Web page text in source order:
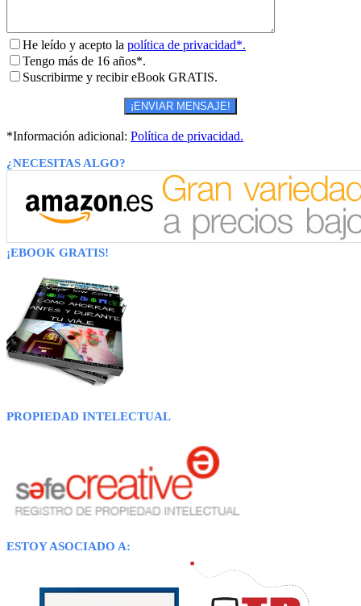
He leído y acepto la política de privacidad*.
Tengo más de 16 años*.
Suscribirme y recibir eBook GRATIS.
*Información adicional: Política de privacidad.
¿NECESITAS ALGO?
¡EBOOK GRATIS!
PROPIEDAD INTELECTUAL
ESTOY ASOCIADO A: